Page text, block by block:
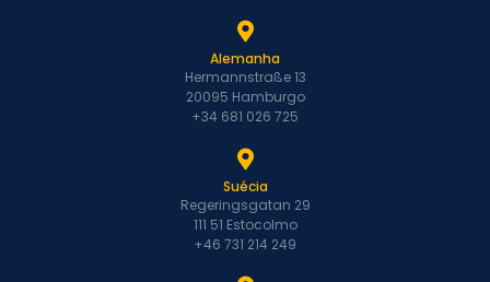
Alemanha
Hermannstraße 13
20095 Hamburgo
+34 681 026 725
Suécia
Regeringsgatan 29
111 51 Estocolmo
+46 731 214 249